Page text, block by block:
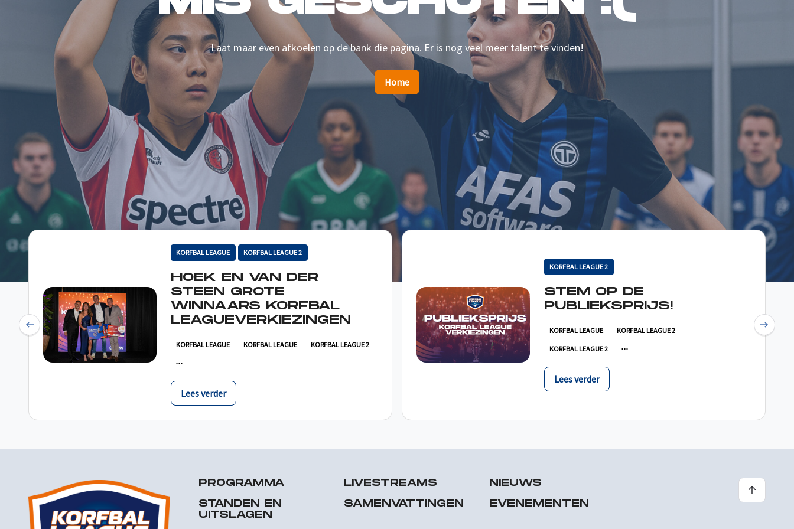
Laat maar even afkoelen op de bank die pagina. Er is nog veel meer talent te vinden!
Home
KORFBAL LEAGUE KORFBAL LEAGUE 2
HOEK EN VAN DER
STEEN GROTE
WINNAARS KORFBAL
LEAGUEVERKIEZINGEN
KORFBAL LEAGUE KORFBAL LEAGUE KORFBAL LEAGUE 2
Lees verder
KORFBAL LEAGUE 2
STEM OP DE
PUBLIEKSPRIJS!
KORFBAL LEAGUE KORFBAL LEAGUE 2
KORFBAL LEAGUE 2
Lees verder
Previous Next
PROGRAMMA
STANDEN EN
UITSLAGEN
LIVESTREAMS
SAMENVATTINGEN
NIEUWS
EVENEMENTEN